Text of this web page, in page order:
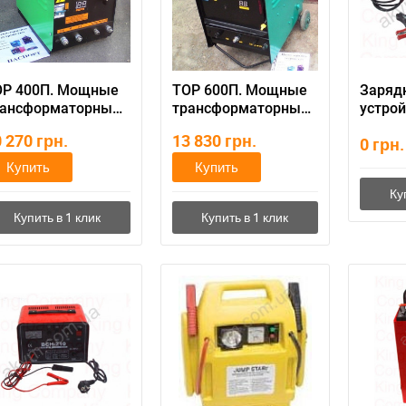
400П. Мощные
270 грн.
Купить
ТОР 600П. Мощные
трансформаторные
13 830 грн.
Купить
0 грн.